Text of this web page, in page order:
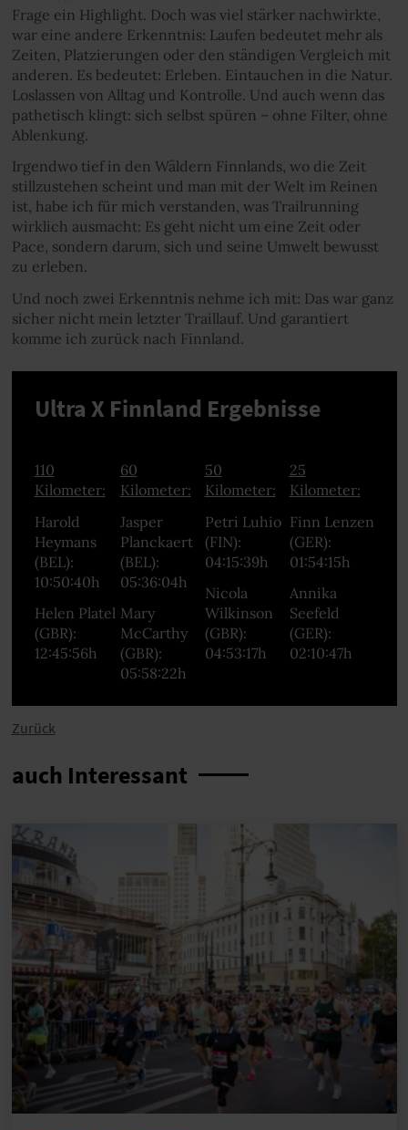
Frage ein Highlight. Doch was viel stärker nachwirkte,
war eine andere Erkenntnis: Laufen bedeutet mehr als
Zeiten, Platzierungen oder den ständigen Vergleich mit
anderen. Es bedeutet: Erleben. Eintauchen in die Natur.
Loslassen von Alltag und Kontrolle. Und auch wenn das
pathetisch klingt: sich selbst spüren – ohne Filter, ohne
Ablenkung.
Irgendwo tief in den Wäldern Finnlands, wo die Zeit
stillzustehen scheint und man mit der Welt im Reinen
ist, habe ich für mich verstanden, was Trailrunning
wirklich ausmacht: Es geht nicht um eine Zeit oder
Pace, sondern darum, sich und seine Umwelt bewusst
zu erleben.
Und noch zwei Erkenntnis nehme ich mit: Das war ganz
sicher nicht mein letzter Traillauf. Und garantiert
komme ich zurück nach Finnland.
Ultra X Finnland Ergebnisse
110
Kilometer:
Harold
Heymans
(BEL):
10:50:40h
Helen Platel
(GBR):
12:45:56h
60
Kilometer:
Jasper
Planckaert
(BEL):
05:36:04h
Mary
McCarthy
(GBR):
05:58:22h
50
Kilometer:
Petri Luhio
(FIN):
04:15:39h
Nicola
Wilkinson
(GBR):
04:53:17h
25
Kilometer:
Finn Lenzen
(GER):
01:54:15h
Annika
Seefeld
(GER):
02:10:47h
Zurück
auch Interessant